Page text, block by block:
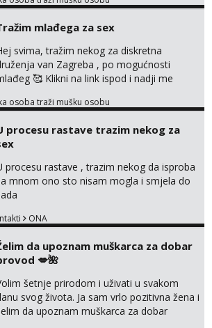
kad i bilo gdje zato se javi što prije da
cekam te!
mlađega za sex
svima, tražim nekog za diskretna
van Zagreba , po mogućnosti
🥰 Klikni na link ispod i nadji me
osoba traži mušku osobu
procesu rastave trazim nekog za
procesu rastave , trazim nekog da isproba
mnom ono sto nisam mogla i smjela do
ONA
da upoznam muškarca za dobar
💋🌺
šetnje prirodom i uživati u svakom
svog života. Ja sam vrlo pozitivna žena i
da upoznam muškarca za dobar